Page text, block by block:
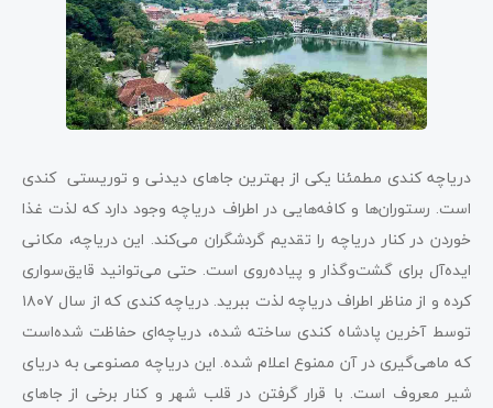
دریاچه کندی مطمئنا یکی از بهترین جاهای دیدنی و توریستی کندی
است. رستوران‌ها و کافه‌هایی در اطراف دریاچه وجود دارد که لذت غذا
خوردن در کنار دریاچه را تقدیم گردشگران می‌کند. این دریاچه، مکانی
ایده‌آل برای گشت‌وگذار و پیاده‌روی است. حتی می‌توانید قایق‌سواری
کرده و از مناظر اطراف دریاچه لذت ببرید. دریاچه کندی که از سال ۱۸۰۷
توسط آخرین پادشاه کندی ساخته شده، دریاچه‌ای حفاظت شده‌است
که ماهی‌گیری در آن ممنوع اعلام شده. این دریاچه مصنوعی به دریای
شیر معروف است. با قرار گرفتن در قلب شهر و کنار برخی از جاهای